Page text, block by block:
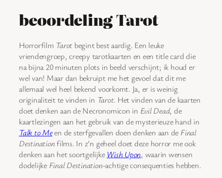
beoordeling Tarot
Horrorfilm Tarot begint best aardig. Een leuke
vriendengroep, creepy tarotkaarten en een title card die
na bijna 20 minuten plots in beeld verschijnt; ik houd er
wel van! Maar dan bekruipt me het gevoel dat dit me
allemaal wel heel bekend voorkomt. Ja, er is weinig
originaliteit te vinden in Tarot. Het vinden van de kaarten
doet denken aan de Necronomicon in Evil Dead, de
kaartlezingen aan het gebruik van de mysterieuze hand in
Talk to Meen de sterfgevallen doen denken aan de Final
Destinationfilms. In z’n geheel doet deze horror me ook
denken aan het soortgelijke Wish Upon, waarin wensen
dodelijke Final Destination-achtige consequenties hebben.